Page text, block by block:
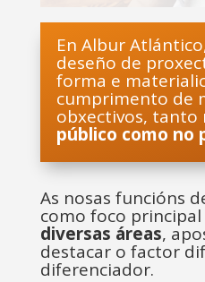
En Albur
deseño de
forma e
cumprimento de
obxectivos, tanto
público como no
As nosas funcións
como foco principal
diversas áreas,
destacar o factor
diferenciador.